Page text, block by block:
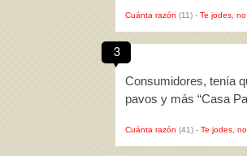
Cuánta razón (11) - Te jodes,
3
Consumidores, tenía
pavos y más “Casa
Cuánta razón (41) - Te jodes,